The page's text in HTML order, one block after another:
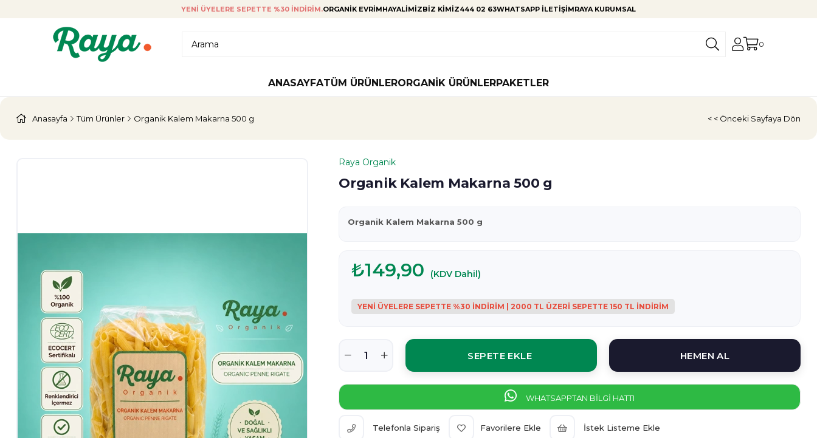
YENI ÜYELERE SEPETTE %30 INDIRIM.ORGANIK EVRIMHAYALIMIZBIZ KIMIZ444 02 63WHATSAPP ILETIŞIMRAYA KURUMSAL
0
ANASAYFATÜM ÜRÜNLERORGANIK ÜRÜNLERPAKETLER
Anasayfa Tüm Ürünler Organik Kalem Makarna 500 g < < Önceki Sayfaya Dön
Raya Organik
Organik Kalem Makarna 500 g
Organik Kalem Makarna 500 g
₺149,90 (KDV Dahil)
WHATSAPPTAN BİLGİ HATTI
Telefonla Sipariş Favorilere Ekle İstek Listeme Ekle